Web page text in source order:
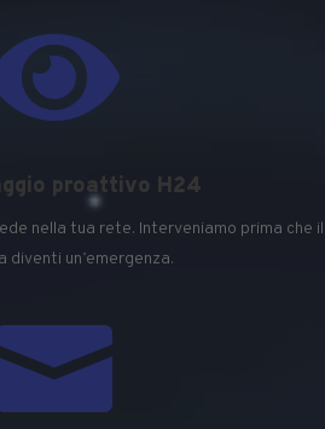
proattivo H24
nella tua rete. Interveniamo prima che il
diventi un’emergenza.